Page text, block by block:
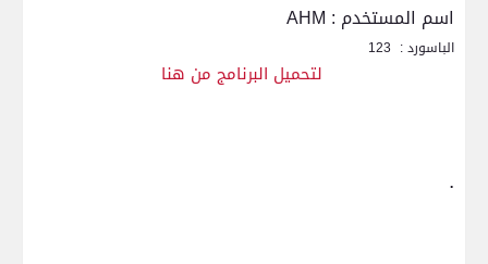
اسم المستخدم : AHM
الباسورد : 123
لتحميل البرنامج من هنا
.